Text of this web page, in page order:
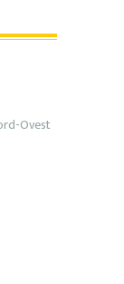
Ovest